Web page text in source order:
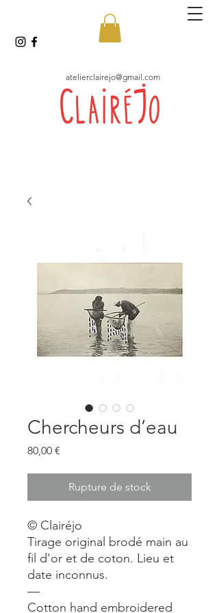
atelierclairejo@gmail.com
Chercheurs d’eau
80,00 €
Rupture de stock
©️ Clairéjo
Tirage original brodé main au
fil d'or et de coton. Lieu et
date inconnus.
—
Cotton hand embroidered